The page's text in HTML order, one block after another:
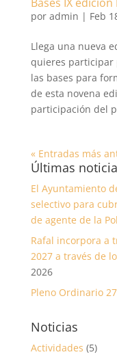
por admin | Feb
Llega una nueva
quieres participar
las bases para
de esta novena
participación del
« Entradas más
Últimas
El Ayuntamiento
selectivo para
de agente de la
Rafal incorpora a
2027 a través de
2026
Pleno Ordinario
Noticias
Actividades (5)